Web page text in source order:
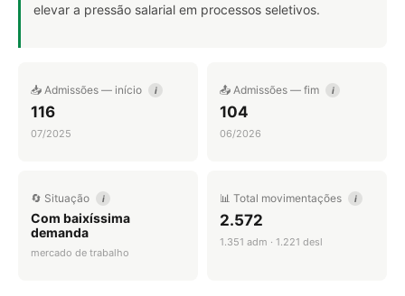
elevar a pressão salarial em processos seletivos.
📥 Admissões — início i
116
07/2025
📤 Admissões — fim i
104
06/2026
🔄 Situação i
Com baixíssima
demanda
mercado de trabalho
📊 Total movimentações i
2.572
1.351 adm · 1.221 desl